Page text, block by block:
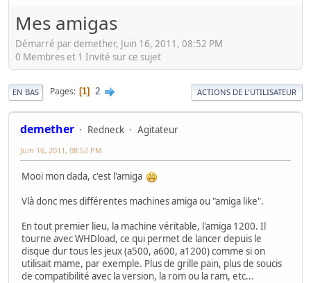
Mes amigas
Démarré par demether, Juin 16, 2011, 08:52 PM
0 Membres et 1 Invité sur ce sujet
EN BAS Pages 1 2 ACTIONS DE L'UTILISATEUR
demether Redneck Agitateur
Juin 16, 2011, 08:52 PM
Mooi mon dada, c'est l'amiga
Vlà donc mes différentes machines amiga ou "amiga like".
En tout premier lieu, la machine véritable, l'amiga 1200. Il
tourne avec WHDload, ce qui permet de lancer depuis le
disque dur tous les jeux (a500, a600, a1200) comme si on
utilisait mame, par exemple. Plus de grille pain, plus de soucis
de compatibilité avec la version, la rom ou la ram, etc...